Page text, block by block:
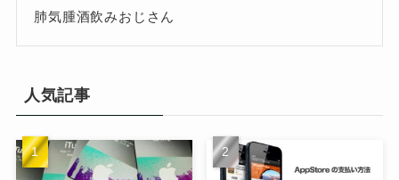
肺気腫酒飲みおじさん
人気記事